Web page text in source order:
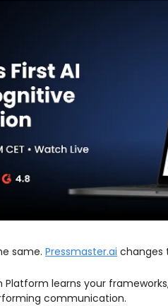
same. Pressmaster.ai changes
learns your
communication.